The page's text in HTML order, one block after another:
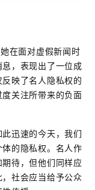
在面对虚假新闻时
，表现出了一位成
映了名人隐私权的
关注所带来的负面
迅速的今天，我们
的隐私权。名人作
待，但他们同样应
社会应当给予公众